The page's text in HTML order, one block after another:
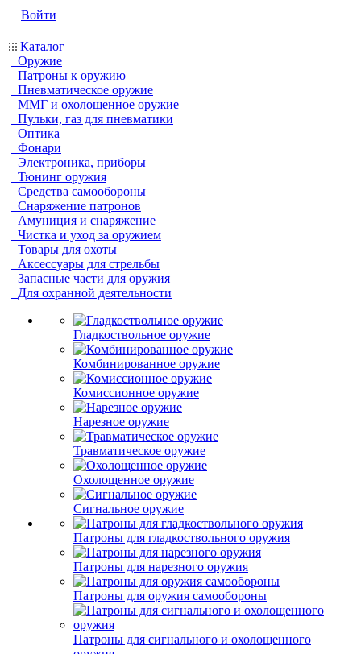
Войти
Каталог
Оружие
Патроны к оружию
Пневматическое оружие
ММГ и охолощенное оружие
Пульки, газ для пневматики
Оптика
Фонари
Электроника, приборы
Тюнинг оружия
Средства самообороны
Снаряжение патронов
Амуниция и снаряжение
Чистка и уход за оружием
Товары для охоты
Аксессуары для стрельбы
Запасные части для оружия
Для охранной деятельности
Гладкоствольное оружие
Комбинированное оружие
Комиссионное оружие
Нарезное оружие
Травматическое оружие
Охолощенное оружие
Сигнальное оружие
Патроны для гладкоствольного оружия
Патроны для нарезного оружия
Патроны для оружия самообороны
Патроны для сигнального и охолощенного